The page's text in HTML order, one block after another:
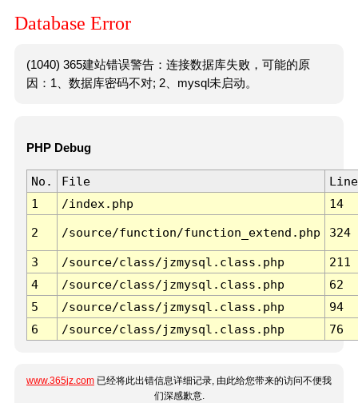
Database Error
(1040) 365建站错误警告：连接数据库失败，可能的原
因：1、数据库密码不对; 2、mysql未启动。
PHP Debug
No. File
Line
1
/index.php 14
2 /source/function/function_extend.php 324
3 /source/class/jzmysql.class.php
211
4
/source/class/jzmysql.class.php
62
5
/source/class/jzmysql.class.php
94
6
/source/class/jzmysql.class.php 76
www.365jz.com 已经将此出错信息详细记录, 由此给您带来的访问不便我
们深感歉意.